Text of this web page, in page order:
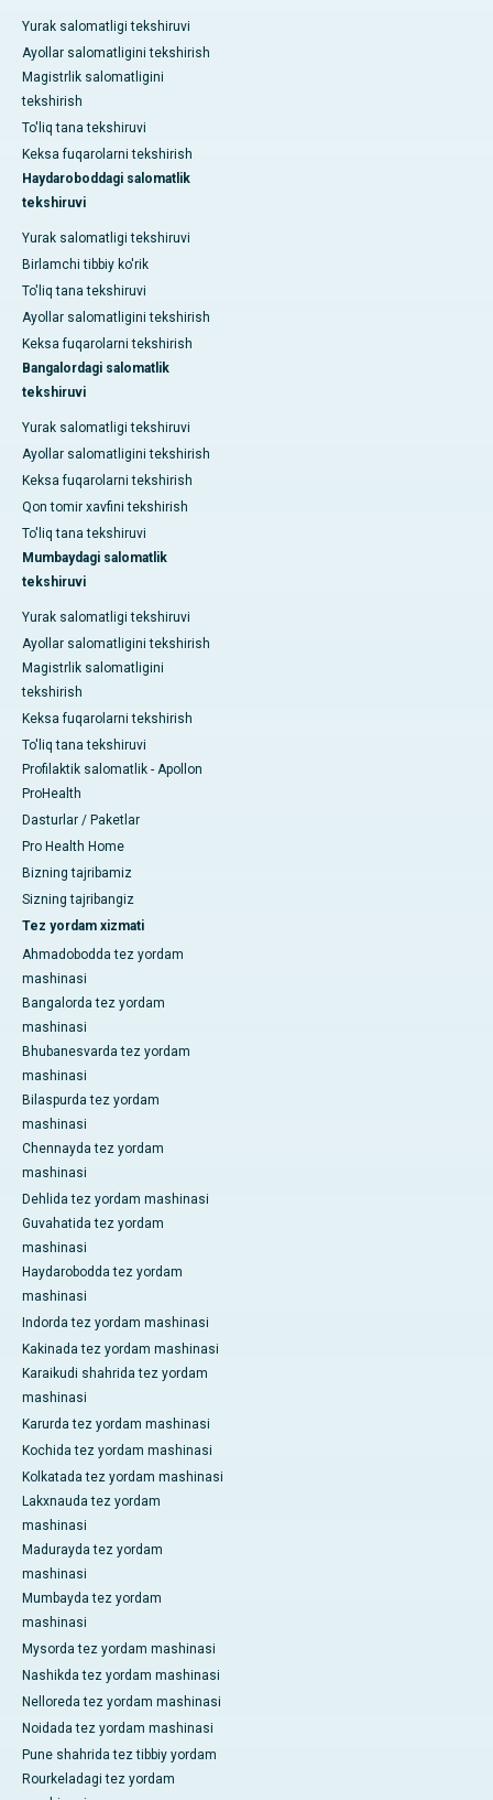
Yurak salomatligi tekshiruvi
Ayollar salomatligini tekshirish
Magistrlik salomatligini
tekshirish
To'liq tana tekshiruvi
Keksa fuqarolarni tekshirish
Haydaroboddagi salomatlik
tekshiruvi
Yurak salomatligi tekshiruvi
Birlamchi tibbiy ko'rik
To'liq tana tekshiruvi
Ayollar salomatligini tekshirish
Keksa fuqarolarni tekshirish
Bangalordagi salomatlik
tekshiruvi
Yurak salomatligi tekshiruvi
Ayollar salomatligini tekshirish
Keksa fuqarolarni tekshirish
Qon tomir xavfini tekshirish
To'liq tana tekshiruvi
Mumbaydagi salomatlik
tekshiruvi
Yurak salomatligi tekshiruvi
Ayollar salomatligini tekshirish
Magistrlik salomatligini
tekshirish
Keksa fuqarolarni tekshirish
To'liq tana tekshiruvi
Profilaktik salomatlik - Apollon
ProHealth
Dasturlar / Paketlar
Pro Health Home
Bizning tajribamiz
Sizning tajribangiz
Tez yordam xizmati
Ahmadobodda tez yordam
mashinasi
Bangalorda tez yordam
mashinasi
Bhubanesvarda tez yordam
mashinasi
Bilaspurda tez yordam
mashinasi
Chennayda tez yordam
mashinasi
Dehlida tez yordam mashinasi
Guvahatida tez yordam
mashinasi
Haydarobodda tez yordam
mashinasi
Indorda tez yordam mashinasi
Kakinada tez yordam mashinasi
Karaikudi shahrida tez yordam
mashinasi
Karurda tez yordam mashinasi
Kochida tez yordam mashinasi
Kolkatada tez yordam mashinasi
Lakxnauda tez yordam
mashinasi
Madurayda tez yordam
mashinasi
Mumbayda tez yordam
mashinasi
Mysorda tez yordam mashinasi
Nashikda tez yordam mashinasi
Nelloreda tez yordam mashinasi
Noidada tez yordam mashinasi
Pune shahrida tez tibbiy yordam
Rourkeladagi tez yordam